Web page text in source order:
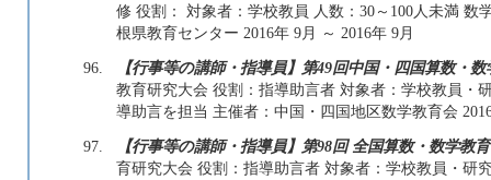
修 役割： 対象者：学校教員 人数：30～100人未満
根県教育センター 2016年 9月 ～ 2016年 9月
96.
【行事等の講師・指導員】第49回中国・四国算数・
教育研究大会 役割：指導助言者 対象者：学校教員・
導助言を担当 主催者：中国・四国地区数学教育会
97.
【行事等の講師・指導員】第98回 全国算数・数学教
育研究大会 役割：指導助言者 対象者：学校教員・研